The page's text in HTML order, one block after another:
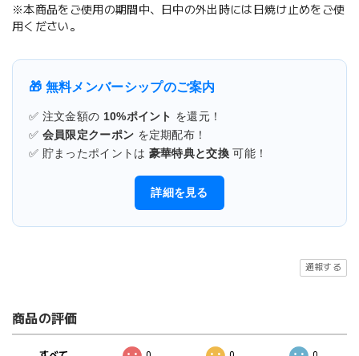
※本商品をご使用の期間中、日中の外出時には日焼け止めをご使
用ください。
🎁 無料メンバーシップのご案内
✅ 注文金額の 10%ポイント を還元！
✅ 会員限定クーポン を定期配布！
✅ 貯まったポイントは 豪華特典と交換 可能！
詳細を見る
通報する
商品の評価